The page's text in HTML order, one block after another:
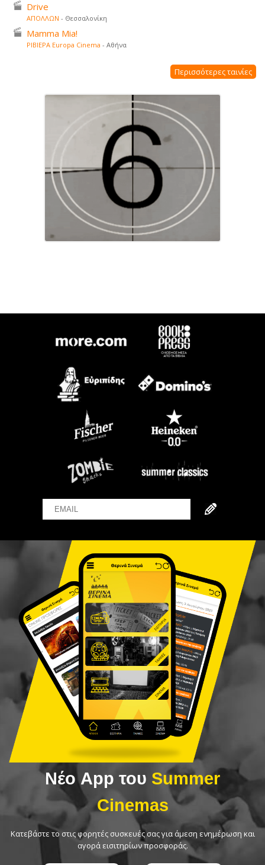
Drive
ΑΠΟΛΛΩΝ - Θεσσαλονίκη
Mamma Mia!
ΡΙΒΙΕΡΑ Europa Cinema - Αθήνα
Περισσότερες ταινίες
Email Name
Νέο App του Summer
Cinemas
Κατεβάστε το στις φορητές συσκευές σας για άμεση ενημέρωση και
αγορά εισιτηρίων προσφοράς.